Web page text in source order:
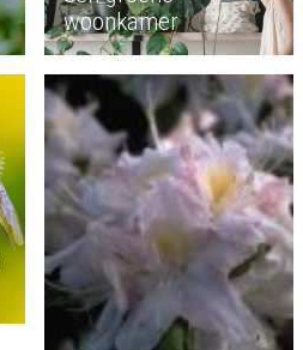
woonkamer